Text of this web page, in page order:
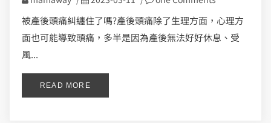
被產後頭痛糾纏住了嗎?產後頭痛除了生理方面，心理方
面也可能導致頭痛，多半是因為產後無法好好休息、受
風...
READ MORE